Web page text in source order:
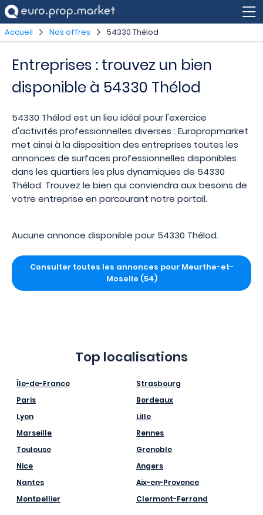
Accueil Nos offres 54330 Thélod
Entreprises : trouvez un bien
disponible à 54330 Thélod
54330 Thélod est un lieu idéal pour l'exercice
d'activités professionnelles diverses : Europropmarket
met ainsi à la disposition des entreprises toutes les
annonces de surfaces professionnelles disponibles
dans les quartiers les plus dynamiques de 54330
Thélod. Trouvez le bien qui conviendra aux besoins de
votre entreprise en parcourant notre portail.
Aucune annonce disponible pour 54330 Thélod.
Consulter toutes les annonces pour Meurthe-et-
Moselle (54)
Top localisations
Île-de-France
Paris
Lyon
Marseille
Toulouse
Nice
Nantes
Montpellier
Strasbourg
Bordeaux
Lille
Rennes
Grenoble
Angers
Aix-en-Provence
Clermont-Ferrand